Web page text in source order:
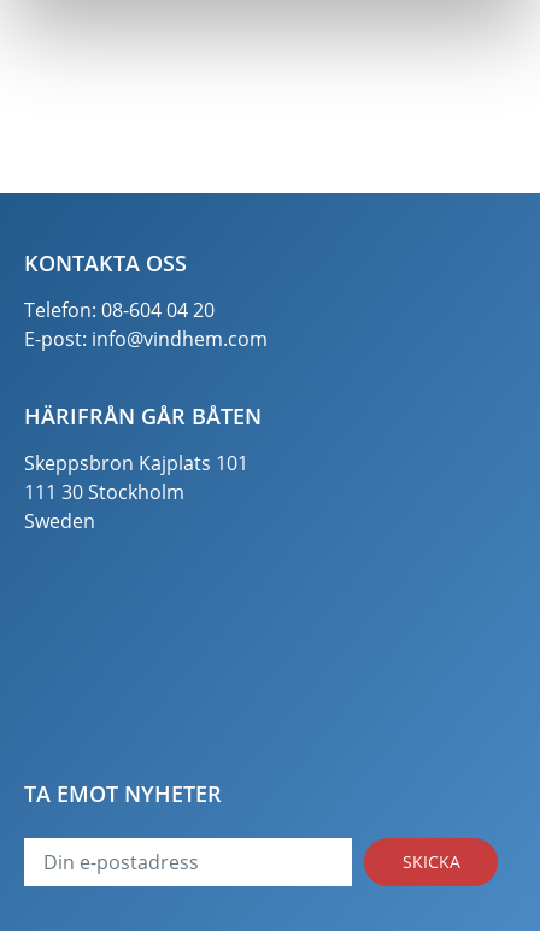
KONTAKTA OSS
Telefon: 08-604 04 20
E-post: info@vindhem.com
HÄRIFRÅN GÅR BÅTEN
Skeppsbron Kajplats 101
111 30 Stockholm
Sweden
TA EMOT NYHETER
SKICKA